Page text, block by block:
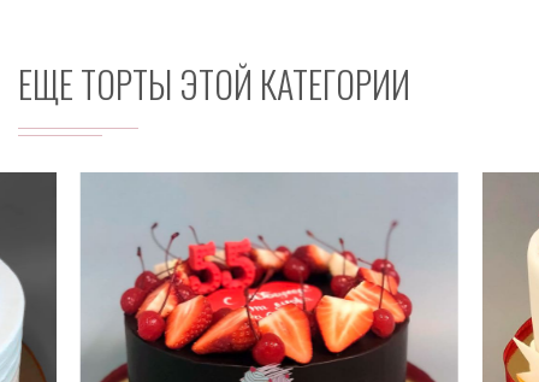
ЕЩЕ ТОРТЫ ЭТОЙ КАТЕГОРИИ